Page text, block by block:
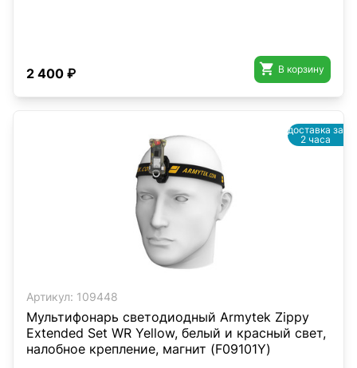
2 400 ₽  В корзину
Артикул: 109448
Мультифонарь светодиодный Armytek Zippy
Extended Set WR Yellow, белый и красный свет,
налобное крепление, магнит (F09101Y)
доставка за
2 часа